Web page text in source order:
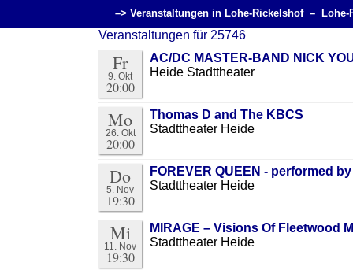
–> Veranstaltungen in Lohe-Rickelshof – Lohe-
Veranstaltungen für 25746
Fr
9. Okt
20:00
AC/DC MASTER-BAND NICK
Heide Stadttheater
Mo
26. Okt
20:00
Thomas D and The KBCS
Stadttheater Heide
Do
5. Nov
19:30
FOREVER QUEEN - performed
Stadttheater Heide
Mi
11. Nov
19:30
MIRAGE – Visions Of Fleetwood
Stadttheater Heide